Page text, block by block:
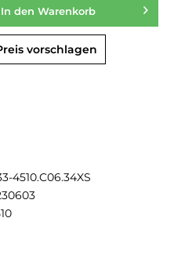
In den Warenkorb
vorschlagen
4510.C06.34XS